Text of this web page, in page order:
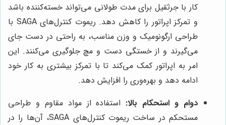
کار با جرثقیل برای مدت طولانی می‌تواند خسته‌کننده باشد
و تمرکز اپراتور را کاهش دهد. ریموت کنترل‌های SAGA با
طراحی ارگونومیک و وزن مناسب، به راحتی در دست جای
می‌گیرند و از خستگی دست و مچ جلوگیری می‌کنند. این
امر به اپراتور کمک می‌کند تا با تمرکز بیشتری به کار خود
ادامه دهد و بهره‌وری را افزایش دهد.
دوام و استحکام بالا: استفاده از مواد مقاوم و طراحی
مستحکم در ساخت ریموت کنترل‌های SAGA، آن‌ها را در